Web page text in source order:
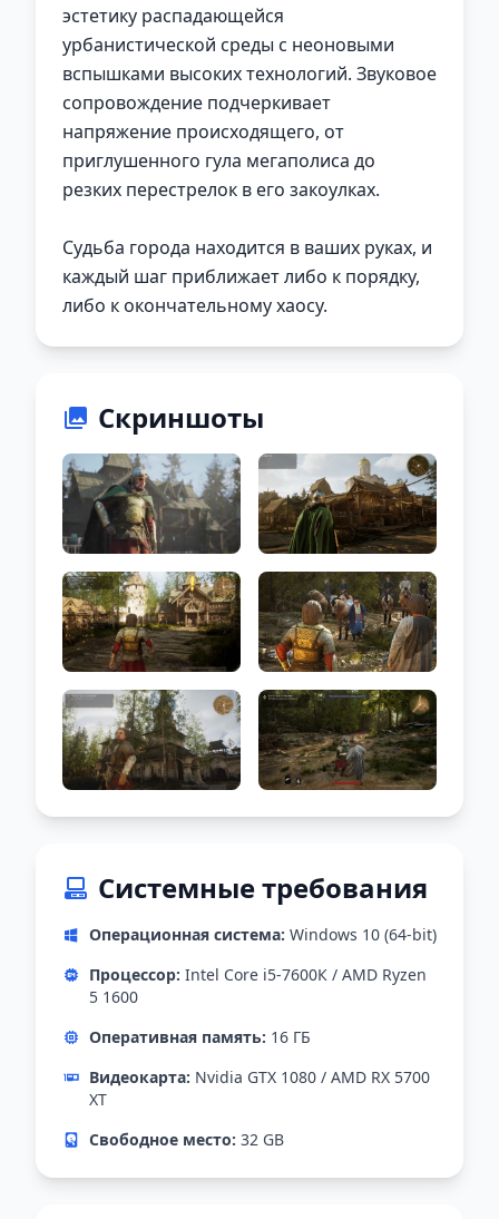
эстетику распадающейся
урбанистической среды с неоновыми
вспышками высоких технологий. Звуковое
сопровождение подчеркивает
напряжение происходящего, от
приглушенного гула мегаполиса до
резких перестрелок в его закоулках.
Судьба города находится в ваших руках, и
каждый шаг приближает либо к порядку,
либо к окончательному хаосу.
Скриншоты
Системные требования
Операционная система: Windows 10 (64-bit)
Процессор: Intel Core i5-7600К / AMD Ryzen
5 1600
Оперативная память: 16 ГБ
Видеокарта: Nvidia GTX 1080 / AMD RX 5700
XT
Свободное место: 32 GB